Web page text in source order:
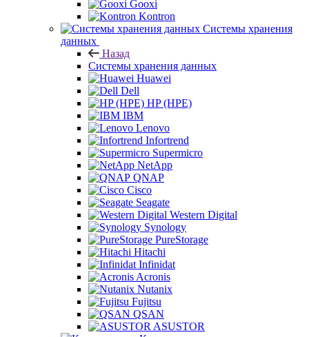
Gooxi
Kontron
Системы хранения
данных
Назад
Системы хранения данных
Huawei
Dell
HP (HPE)
IBM
Lenovo
Infortrend
Supermicro
NetApp
QNAP
Cisco
Seagate
Western Digital
Synology
PureStorage
Hitachi
Infinidat
Acronis
Nutanix
Fujitsu
QSAN
ASUSTOR